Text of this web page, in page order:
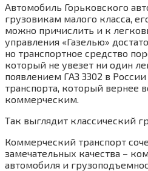
Автомобиль Горьковского
грузовикам малого класса,
можно причислить и к
управления «Газелью»
но транспортное средство
который не увезет ни один
появлением ГАЗ 3302 в
транспорта, который вернее
коммерческим.
Так выглядит классический
Коммерческий транспорт
замечательных качества –
автомобиля и